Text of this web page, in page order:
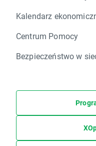
Kalendarz
Centrum Pomocy
Bezpieczeństwo w